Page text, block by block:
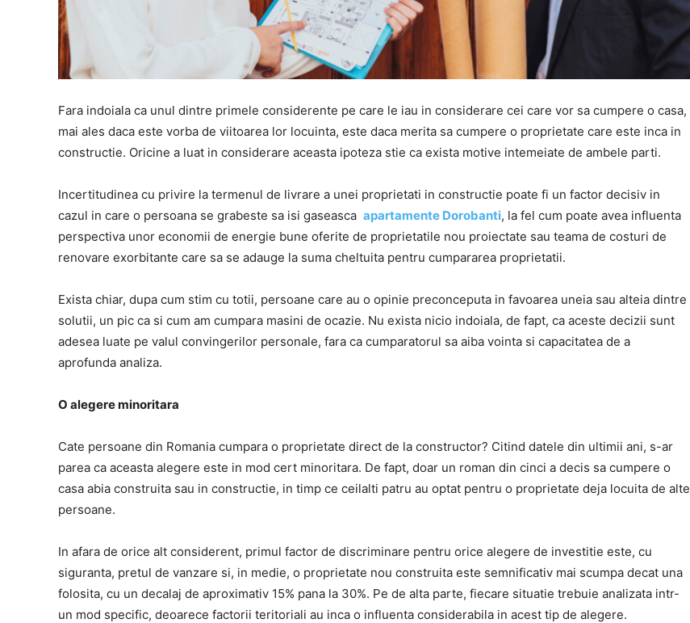
Fara indoiala ca unul dintre primele considerente pe care le iau in considerare cei care vor sa cumpere o casa,
mai ales daca este vorba de viitoarea lor locuinta, este daca merita sa cumpere o proprietate care este inca in
constructie. Oricine a luat in considerare aceasta ipoteza stie ca exista motive intemeiate de ambele parti.
Incertitudinea cu privire la termenul de livrare a unei proprietati in constructie poate fi un factor decisiv in
cazul in care o persoana se grabeste sa isi gaseasca apartamente Dorobanti, la fel cum poate avea influenta
perspectiva unor economii de energie bune oferite de proprietatile nou proiectate sau teama de costuri de
renovare exorbitante care sa se adauge la suma cheltuita pentru cumpararea proprietatii.
Exista chiar, dupa cum stim cu totii, persoane care au o opinie preconceputa in favoarea uneia sau alteia dintre
solutii, un pic ca si cum am cumpara masini de ocazie. Nu exista nicio indoiala, de fapt, ca aceste decizii sunt
adesea luate pe valul convingerilor personale, fara ca cumparatorul sa aiba vointa si capacitatea de a
aprofunda analiza.
O alegere minoritara
Cate persoane din Romania cumpara o proprietate direct de la constructor? Citind datele din ultimii ani, s-ar
parea ca aceasta alegere este in mod cert minoritara. De fapt, doar un roman din cinci a decis sa cumpere o
casa abia construita sau in constructie, in timp ce ceilalti patru au optat pentru o proprietate deja locuita de alte
persoane.
In afara de orice alt considerent, primul factor de discriminare pentru orice alegere de investitie este, cu
siguranta, pretul de vanzare si, in medie, o proprietate nou construita este semnificativ mai scumpa decat una
folosita, cu un decalaj de aproximativ 15% pana la 30%. Pe de alta parte, fiecare situatie trebuie analizata intr-
un mod specific, deoarece factorii teritoriali au inca o influenta considerabila in acest tip de alegere.